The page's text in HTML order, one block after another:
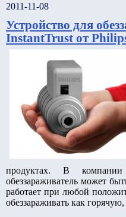
2011-11-08
Устройство для
InstantTrust от
продуктах. В
обеззараживатель может
работает при любой
обеззараживать как